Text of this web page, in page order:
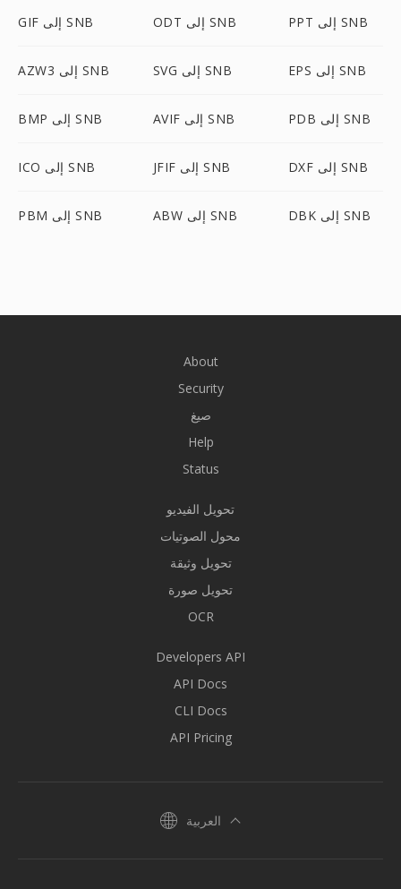
GIF إلى SNB ODT إلى SNB PPT إلى SNB
AZW3 إلى SNB SVG إلى SNB EPS إلى SNB
BMP إلى SNB AVIF إلى SNB PDB إلى SNB
ICO إلى SNB JFIF إلى SNB DXF إلى SNB
PBM إلى SNB ABW إلى SNB DBK إلى SNB
About
Security
صيغ
Help
Status
تحويل الفيديو
محول الصوتيات
تحويل وثيقة
تحويل صورة
OCR
Developers API
API Docs
CLI Docs
API Pricing
العربية